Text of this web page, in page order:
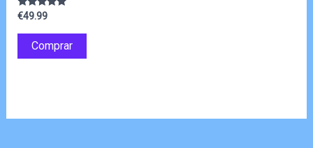
Avaliação
de 5
€49.99
Comprar